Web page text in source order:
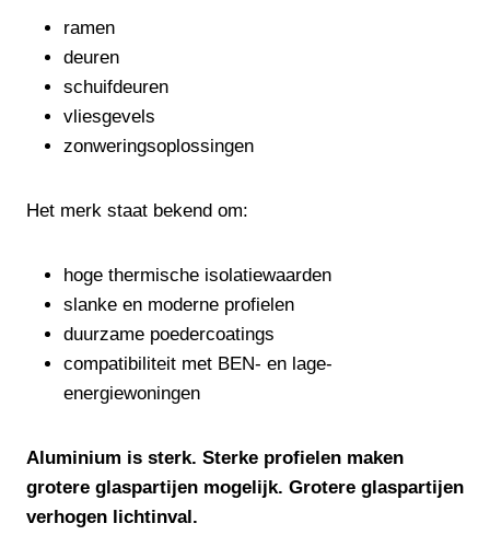
ramen
deuren
schuifdeuren
vliesgevels
zonweringsoplossingen
Het merk staat bekend om:
hoge thermische isolatiewaarden
slanke en moderne profielen
duurzame poedercoatings
compatibiliteit met BEN- en lage-
energiewoningen
Aluminium is sterk. Sterke profielen maken
grotere glaspartijen mogelijk. Grotere glaspartijen
verhogen lichtinval.